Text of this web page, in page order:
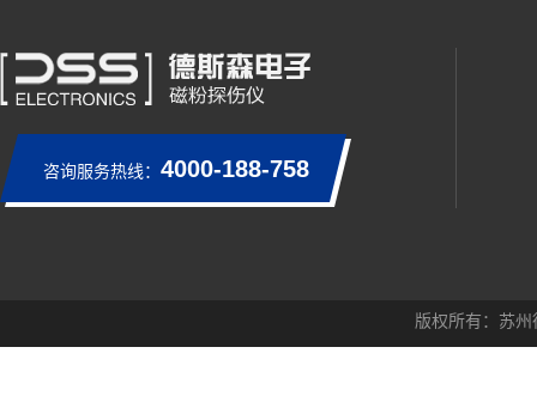
咨询服务热线： 4000-188-758
版权所有：苏